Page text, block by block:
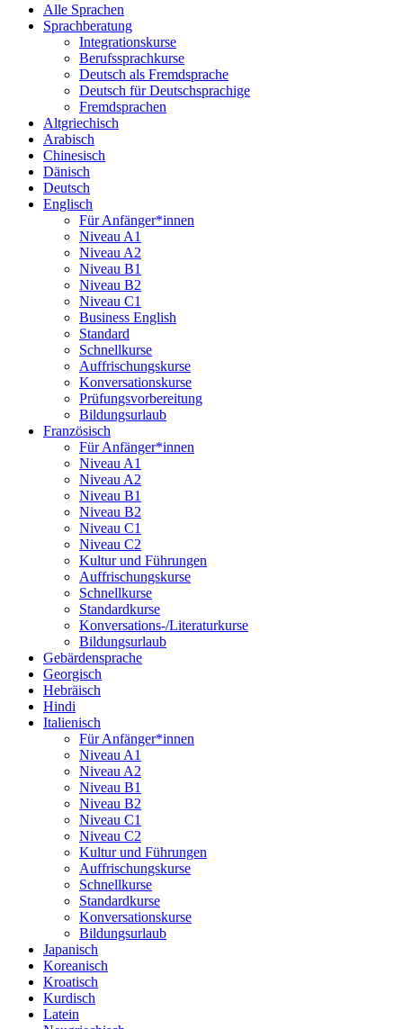
Alle Sprachen
Sprachberatung
Integrationskurse
Berufssprachkurse
Deutsch als Fremdsprache
Deutsch für Deutschsprachige
Fremdsprachen
Altgriechisch
Arabisch
Chinesisch
Dänisch
Deutsch
Englisch
Für Anfänger*innen
Niveau A1
Niveau A2
Niveau B1
Niveau B2
Niveau C1
Business English
Standard
Schnellkurse
Auffrischungskurse
Konversationskurse
Prüfungsvorbereitung
Bildungsurlaub
Französisch
Für Anfänger*innen
Niveau A1
Niveau A2
Niveau B1
Niveau B2
Niveau C1
Niveau C2
Kultur und Führungen
Auffrischungskurse
Schnellkurse
Standardkurse
Konversations-/Literaturkurse
Bildungsurlaub
Gebärdensprache
Georgisch
Hebräisch
Hindi
Italienisch
Für Anfänger*innen
Niveau A1
Niveau A2
Niveau B1
Niveau B2
Niveau C1
Niveau C2
Kultur und Führungen
Auffrischungskurse
Schnellkurse
Standardkurse
Konversationskurse
Bildungsurlaub
Japanisch
Koreanisch
Kroatisch
Kurdisch
Latein